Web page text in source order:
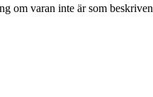
om varan inte är som beskriven